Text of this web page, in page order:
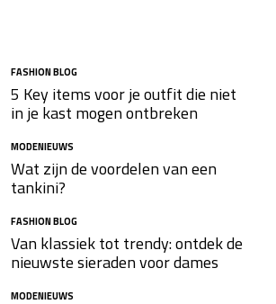
FASHION BLOG
5 Key items voor je outfit die niet
in je kast mogen ontbreken
MODENIEUWS
Wat zijn de voordelen van een
tankini?
FASHION BLOG
Van klassiek tot trendy: ontdek de
nieuwste sieraden voor dames
MODENIEUWS